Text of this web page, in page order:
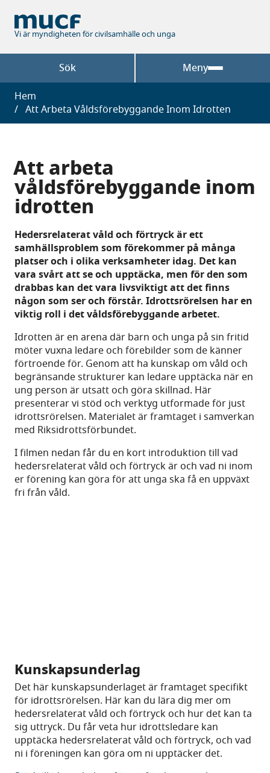
huvudinnehåll
Vi är myndigheten för civilsamhälle och unga
Sök Meny
Länkstig
Hem
Att Arbeta Våldsförebyggande Inom Idrotten
Att arbeta
våldsförebyggande inom
idrotten
Hedersrelaterat våld och förtryck är ett
samhällsproblem som förekommer på många
platser och i olika verksamheter idag. Det kan
vara svårt att se och upptäcka, men för den som
drabbas kan det vara livsviktigt att det finns
någon som ser och förstår. Idrottsrörelsen har en
viktig roll i det våldsförebyggande arbetet.
Idrotten är en arena där barn och unga på sin fritid
möter vuxna ledare och förebilder som de känner
förtroende för. Genom att ha kunskap om våld och
begränsande strukturer kan ledare upptäcka när en
ung person är utsatt och göra skillnad. Här
presenterar vi stöd och verktyg utformade för just
idrottsrörelsen. Materialet är framtaget i samverkan
med Riksidrottsförbundet.
I filmen nedan får du en kort introduktion till vad
hedersrelaterat våld och förtryck är och vad ni inom
er förening kan göra för att unga ska få en uppväxt
fri från våld.
Kunskapsunderlag
Det här kunskapsunderlaget är framtaget specifikt
för idrottsrörelsen. Här kan du lära dig mer om
hedersrelaterat våld och förtryck och hur det kan ta
sig uttryck. Du får veta hur idrottsledare kan
upptäcka hedersrelaterat våld och förtryck, och vad
ni i föreningen kan göra om ni upptäcker det.